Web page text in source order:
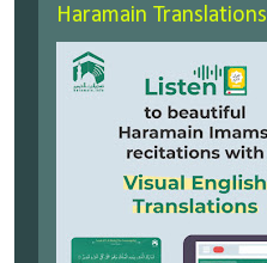
Haramain Translations